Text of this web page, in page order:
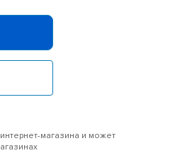
магазина и может